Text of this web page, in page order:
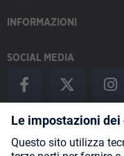
INFORMAZIONI
SOCIAL MEDIA
Payment Methods